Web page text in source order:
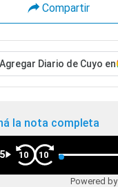
Compartir
Agregar Diario de Cuyo en
la nota completa
10 10
Powered